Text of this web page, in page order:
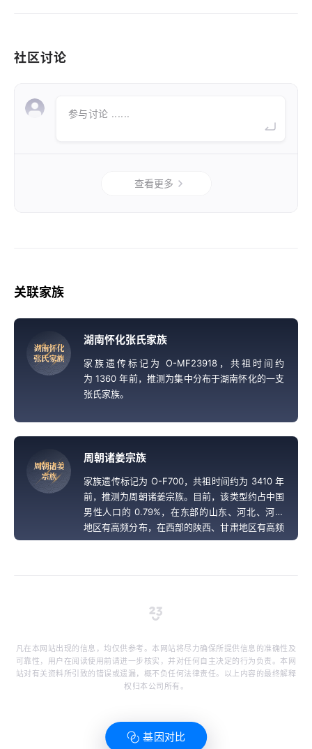
社区讨论
参与讨论 ......
查看更多
关联家族
湖南怀化
张氏家族
湖南怀化张氏家族
家族遗传标记为 O-MF23918，共祖时间约
为 1360 年前，推测为集中分布于湖南怀化的一支
张氏家族。
周朝诸姜
宗族
周朝诸姜宗族
家族遗传标记为 O-F700，共祖时间约为 3410 年
前，推测为周朝诸姜宗族。目前，该类型约占中国
男性人口的 0.79%，在东部的山东、河北、河南
地区有高频分布，在西部的陕西、甘肃地区有高频
分布，在中南地区也有高频分布。
凡在本网站出现的信息，均仅供参考。本网站将尽力确保所提供信息的准确性及
可靠性，用户在阅读使用前请进一步核实，并对任何自主决定的行为负责。本网
站对有关资料所引致的错误或遗漏，概不负任何法律责任。以上内容的最终解释
权归本公司所有。
基因对比